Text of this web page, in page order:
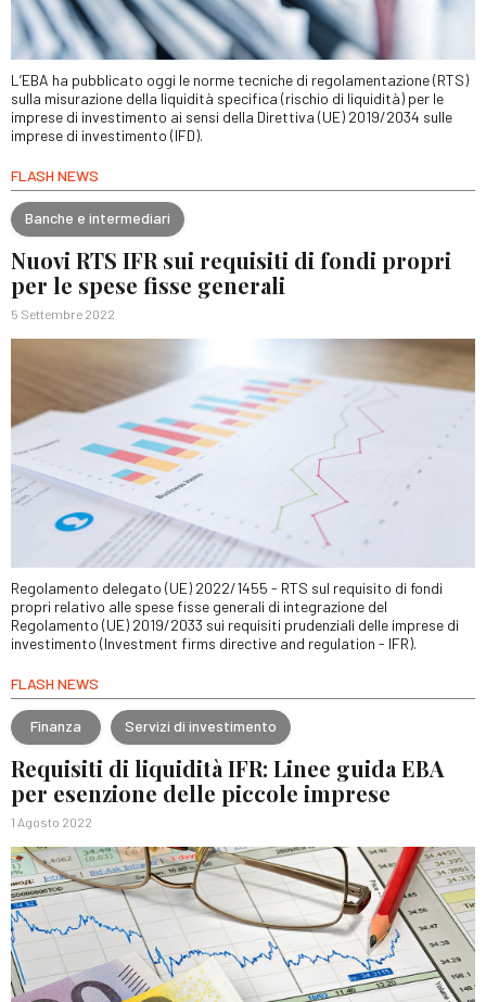
L’EBA ha pubblicato oggi le norme tecniche di regolamentazione (RTS)
sulla misurazione della liquidità specifica (rischio di liquidità) per le
imprese di investimento ai sensi della Direttiva (UE) 2019/2034 sulle
imprese di investimento (IFD).
FLASH NEWS
Banche e intermediari
Nuovi RTS IFR sui requisiti di fondi propri
per le spese fisse generali
5 Settembre 2022
Regolamento delegato (UE) 2022/1455 - RTS sul requisito di fondi
propri relativo alle spese fisse generali di integrazione del
Regolamento (UE) 2019/2033 sui requisiti prudenziali delle imprese di
investimento (Investment firms directive and regulation - IFR).
FLASH NEWS
Finanza Servizi di investimento
Requisiti di liquidità IFR: Linee guida EBA
per esenzione delle piccole imprese
1 Agosto 2022